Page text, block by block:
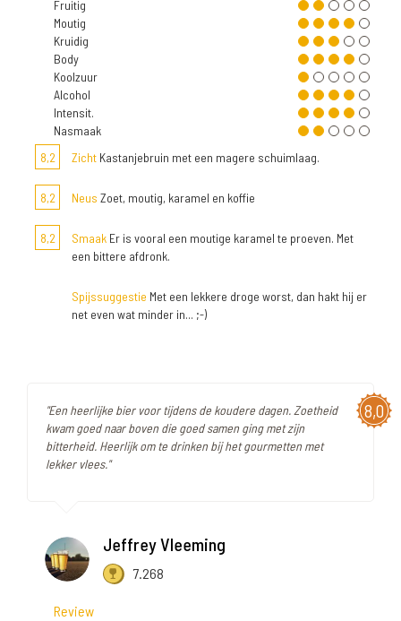
Fruitig
Moutig
Kruidig
Body
Koolzuur
Alcohol
Intensit.
Nasmaak
8,2
Zicht Kastanjebruin met een magere schuimlaag.
8,2 Neus Zoet, moutig, karamel en koffie
8,2 Smaak Er is vooral een moutige karamel te proeven. Met
een bittere afdronk.
Spijssuggestie Met een lekkere droge worst, dan hakt hij er
net even wat minder in... ;-)
8,0
"Een heerlijke bier voor tijdens de koudere dagen. Zoetheid
kwam goed naar boven die goed samen ging met zijn
bitterheid. Heerlijk om te drinken bij het gourmetten met
lekker vlees."
Jeffrey Vleeming
7.268
Review